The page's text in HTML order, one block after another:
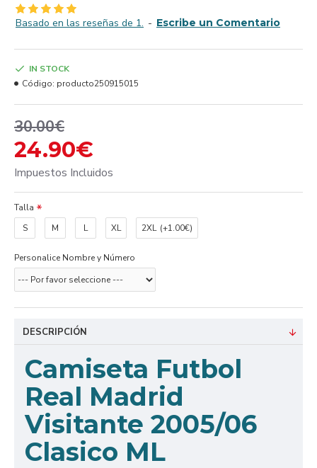
Basado en las reseñas de 1. - Escribe un Comentario
24.90€
30.00€
Impuestos Incluidos
IN STOCK
Código: producto250915015
Talla
S
M L XL 2XL (+1.00€)
Personalice Nombre y Número
DESCRIPCIÓN
Camiseta Futbol
Real Madrid
Visitante 2005/06
Clasico ML